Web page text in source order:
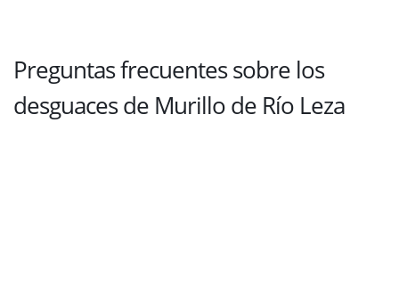
Preguntas frecuentes sobre los
desguaces de Murillo de Río Leza